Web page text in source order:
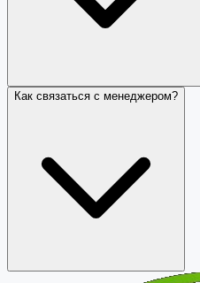
Как связаться с менеджером?